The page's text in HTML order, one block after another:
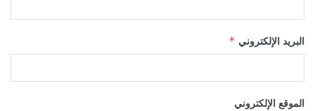
البريد الإلكتروني *
الموقع الإلكتروني